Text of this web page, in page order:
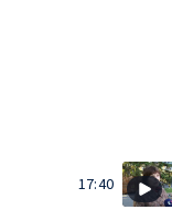
17:40